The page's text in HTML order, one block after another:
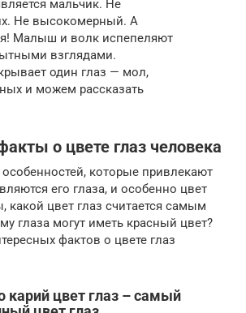
мальчик. Не
Не высокомерный. А
Малыш и волк испепеляют
взглядами.
один глаз — мол,
и можем рассказать
о цвете глаз человека
которые привлекают
его глаза, и особенно цвет
какой цвет глаз считается самым
глаза могут иметь красный цвет?
фактов о цвете глаз
карий цвет глаз – самый